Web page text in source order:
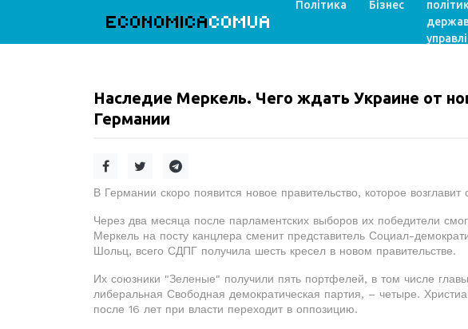
ECONOMICACOMUA
Політика Бізнес
Наследие Меркель. Чего ждать Украине от
Германии
В Германии скоро появится новое правительство, которое
Через два месяца после парламентских выборов их победители
Меркель на посту канцлера сменит представитель Социал-
Шольц, всего СДПГ получила шесть кресел в новом правительстве.
Их союзники "Зеленые" получили пять портфелей, в том числе
либеральная Свободная демократическая партия, – четыре.
после 16 лет при власти переходит в оппозицию.